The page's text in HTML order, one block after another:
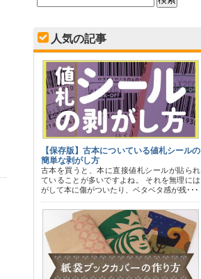
人気の記事
【保存版】古本についている値札シールの
簡単な剥がし方
古本を買うと、本に直接値札シールが貼られ
ていることが多いですよね。 それを無理には
がして本に傷がついたり、ベタベタ感が残･･･